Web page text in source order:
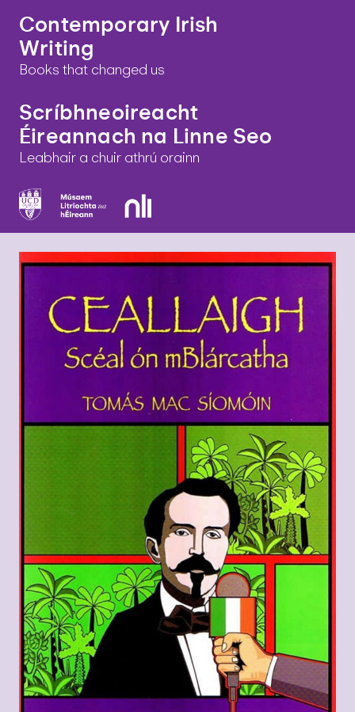
Contemporary Irish
Writing
Books that changed us
Scríbhneoireacht
Éireannach na Linne Seo
Leabhair a chuir athrú orainn